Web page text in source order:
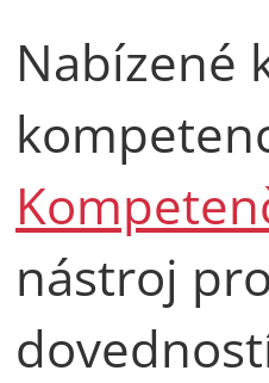
Nabízené
nástroj